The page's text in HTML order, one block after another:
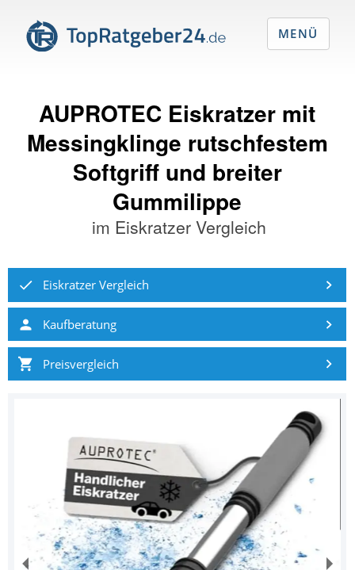
AUPROTEC Eiskratzer mit
Messingklinge rutschfestem
Softgriff und breiter
Gummilippe
im Eiskratzer Vergleich
Eiskratzer Vergleich
Kaufberatung
Preisvergleich
MENÜ